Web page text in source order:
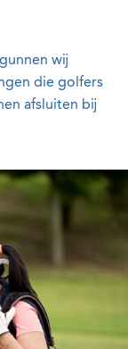
wij
die golfers
afsluiten bij